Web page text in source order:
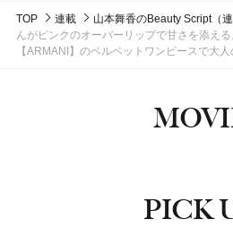
TOP 連載 山本舞香のBeauty Script（連
んがピンクのオーバーリップで甘さを添え
【ARMANI】のベルベットワンピースで大
PICK